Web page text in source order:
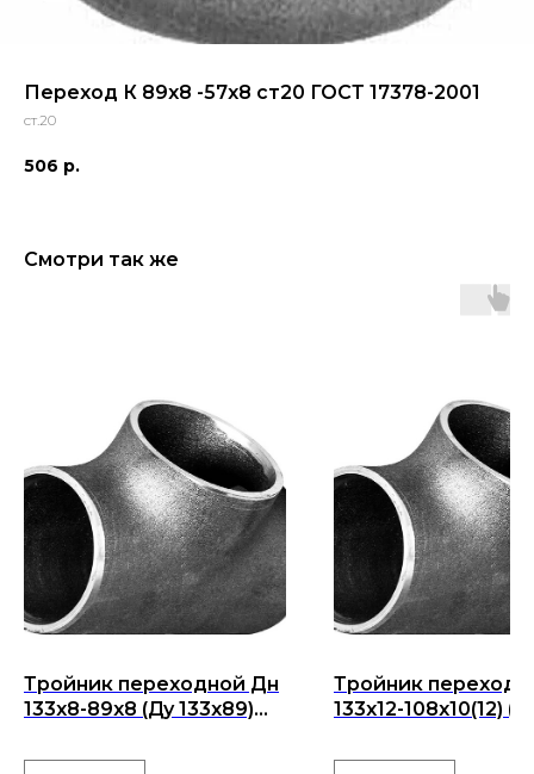
Переход К 89x8 -57x8 ст20 ГОСТ 17378-2001
ст.20
506 р.
Смотри так же
Тройник переходной Дн
133х8-89х8 (Ду 133х89)
2001
Тройник
133x12-108x10(12)
ГОСТ 17376-2001